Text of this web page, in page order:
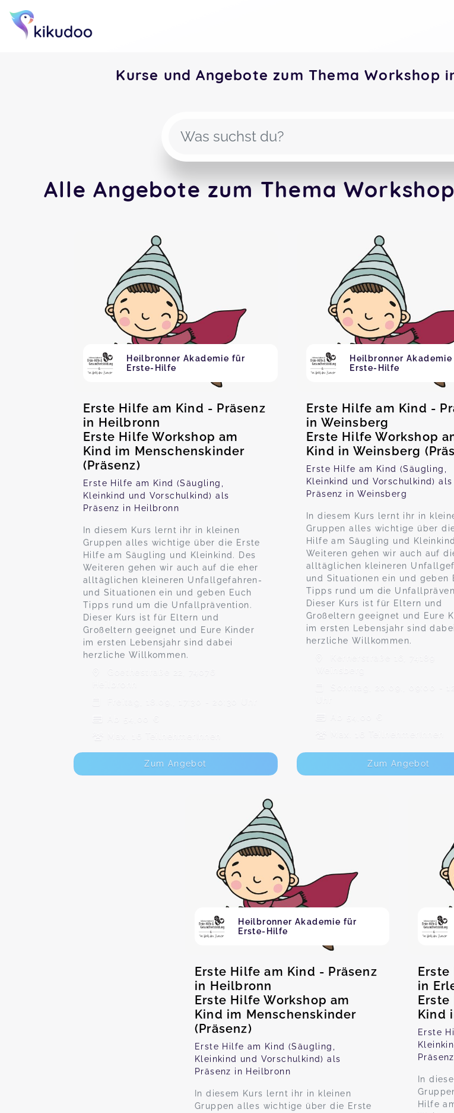
Kurse und Angebote zum Thema Workshop
Alle Angebote zum Thema
Heilbronner Akademie für
Erste-Hilfe
Erste Hilfe am Kind - Präsenz
in Heilbronn
Erste Hilfe Workshop am
Kind im Menschenskinder
(Präsenz)
Erste Hilfe am Kind (Säugling,
Kleinkind und Vorschulkind) als
Präsenz in Heilbronn
In diesem Kurs lernt ihr in kleinen
Gruppen alles wichtige über die Erste
Hilfe am Säugling und Kleinkind. Des
Weiteren gehen wir auch auf die eher
alltäglichen kleineren Unfallgefahren-
und Situationen ein und geben Euch
Tipps rund um die Unfallprävention.
Dieser Kurs ist für Eltern und
Großeltern geeignet und Eure Kinder
im ersten Lebensjahr sind dabei
herzliche Willkommen.
Goethestraße 22, 74076
Heilbronn
Freitag, 18.09., 17:30 - 20:30 Uhr
Ab 54,00 €
Max. 16 TeilnehmerInnen
Zum Angebot
Heilbronner
Erste-Hilfe
Erste Hilfe am Kind -
in Weinsberg
Erste Hilfe Workshop
Kind in Weinsberg
Erste Hilfe am Kind (Säugling,
Kleinkind und Vorschulkind) als
Präsenz in Weinsberg
In diesem Kurs lernt ihr in
Gruppen alles wichtige über
Hilfe am Säugling und
Weiteren gehen wir auch auf
alltäglichen kleineren
und Situationen ein und geben
Tipps rund um die
Dieser Kurs ist für Eltern und
Großeltern geeignet und Eure
im ersten Lebensjahr sind dabei
herzliche Willkommen.
Kernerstraße 16, 74189
Sonntag, 20.09., 09:00 -
Ab 54,00 €
Max. 16 TeilnehmerInnen
Zum Angebot
Heilbronner Akademie für
Erste-Hilfe
Erste Hilfe am Kind - Präsenz
in Heilbronn
Erste Hilfe Workshop am
Kind im Menschenskinder
(Präsenz)
Erste Hilfe am Kind (Säugling,
Kleinkind und Vorschulkind) als
Präsenz in Heilbronn
In diesem Kurs lernt ihr in kleinen
Gruppen alles wichtige über die Erste
Erste
in
Erste
Kind
Erste
In
Hilfe